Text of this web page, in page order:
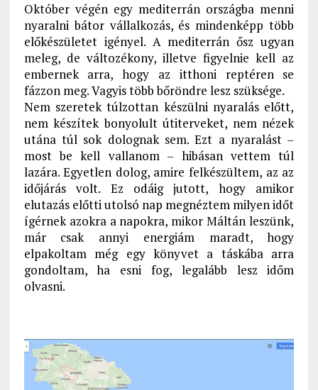
Október végén egy mediterrán országba menni
nyaralni bátor vállalkozás, és mindenképp több
előkészületet igényel. A mediterrán ősz ugyan
meleg, de változékony, illetve figyelnie kell az
embernek arra, hogy az itthoni reptéren se
fázzon meg. Vagyis több bőröndre lesz szüksége.
Nem szeretek túlzottan készülni nyaralás előtt,
nem készítek bonyolult útiterveket, nem nézek
utána túl sok dolognak sem. Ezt a nyaralást –
most be kell vallanom – hibásan vettem túl
lazára. Egyetlen dolog, amire felkészültem, az az
időjárás volt. Ez odáig jutott, hogy amikor
elutazás előtti utolsó nap megnéztem milyen időt
ígérnek azokra a napokra, mikor Máltán leszünk,
már csak annyi energiám maradt, hogy
elpakoltam még egy könyvet a táskába arra
gondoltam, ha esni fog, legalább lesz időm
olvasni.